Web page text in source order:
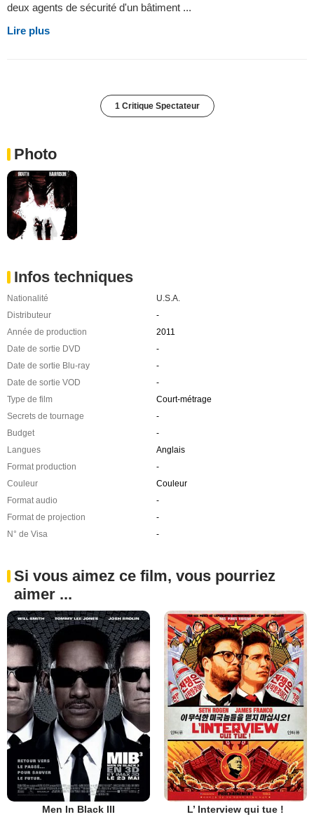
deux agents de sécurité d'un bâtiment ...
Lire plus
1 Critique Spectateur
Photo
Infos techniques
Nationalité
U.S.A.
Distributeur
-
Année de production
2011
Date de sortie DVD
-
Date de sortie Blu-ray
-
Date de sortie VOD
-
Type de film
Court-métrage
Secrets de tournage
-
Budget
-
Langues
Anglais
Format production
-
Couleur
Couleur
Format audio
-
Format de projection
-
N° de Visa
-
Si vous aimez ce film, vous pourriez
aimer ...
Men In Black III L’ Interview qui tue !